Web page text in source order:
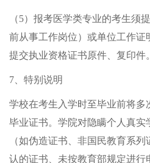
（5）报考医学类专业的考生须
前从事工作岗位）或单位工作证
提交执业资格证书原件、复印件。
7、特别说明
学校在考生入学时至毕业前将多
毕业证书。学院对隐瞒个人真实
（如伪造证书、非国民教育系
认的证书、未按教育部规定进行